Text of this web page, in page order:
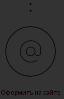
Оформить на сайте